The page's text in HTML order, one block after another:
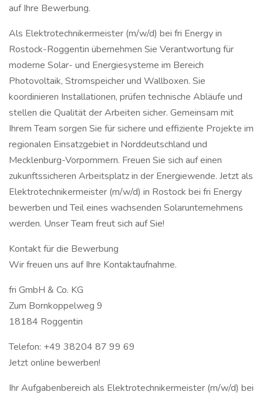
auf Ihre Bewerbung.
Als Elektrotechnikermeister (m/w/d) bei fri Energy in
Rostock-Roggentin übernehmen Sie Verantwortung für
moderne Solar- und Energiesysteme im Bereich
Photovoltaik, Stromspeicher und Wallboxen. Sie
koordinieren Installationen, prüfen technische Abläufe und
stellen die Qualität der Arbeiten sicher. Gemeinsam mit
Ihrem Team sorgen Sie für sichere und effiziente Projekte im
regionalen Einsatzgebiet in Norddeutschland und
Mecklenburg-Vorpommern. Freuen Sie sich auf einen
zukunftssicheren Arbeitsplatz in der Energiewende. Jetzt als
Elektrotechnikermeister (m/w/d) in Rostock bei fri Energy
bewerben und Teil eines wachsenden Solarunternehmens
werden. Unser Team freut sich auf Sie!
Kontakt für die Bewerbung
Wir freuen uns auf Ihre Kontaktaufnahme.
fri GmbH & Co. KG
Zum Bornkoppelweg 9
18184 Roggentin
Telefon: +49 38204 87 99 69
Jetzt online bewerben!
Ihr Aufgabenbereich als Elektrotechnikermeister (m/w/d) bei